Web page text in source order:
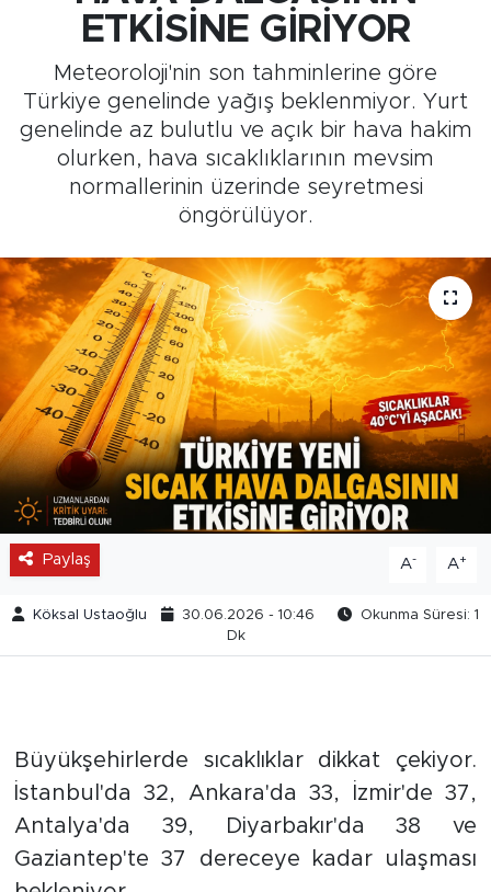
ETKİSİNE GİRİYOR
Meteoroloji'nin son tahminlerine göre
Türkiye genelinde yağış beklenmiyor. Yurt
genelinde az bulutlu ve açık bir hava hakim
olurken, hava sıcaklıklarının mevsim
normallerinin üzerinde seyretmesi
öngörülüyor.
Paylaş A- A+
Köksal Ustaoğlu 30.06.2026 - 10:46
Okunma Süresi: 1
Dk
Büyükşehirlerde sıcaklıklar dikkat çekiyor.
İstanbul'da 32, Ankara'da 33, İzmir'de 37,
Antalya'da 39, Diyarbakır'da 38 ve
Gaziantep'te 37 dereceye kadar ulaşması
Medya
Sağlık
Siyaset
GURBETTEN SILAYA
Foto Galeri
Köşe Yazarları
Manşet
Ulusal Son Dakika Haberleri